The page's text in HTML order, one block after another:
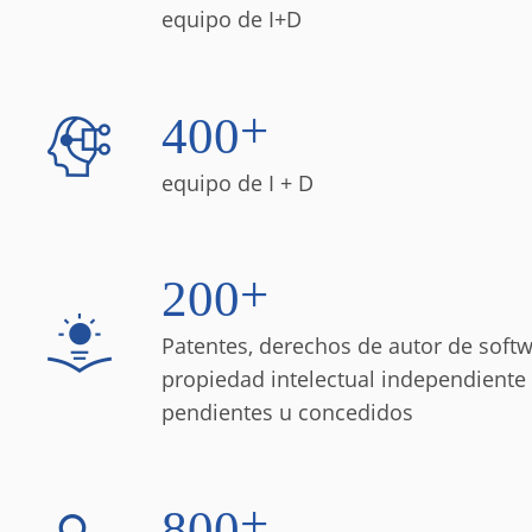
equipo de I+D
400+
equipo de I + D
200+
Patentes, derechos de autor de
propiedad intelectual independiente
pendientes u concedidos